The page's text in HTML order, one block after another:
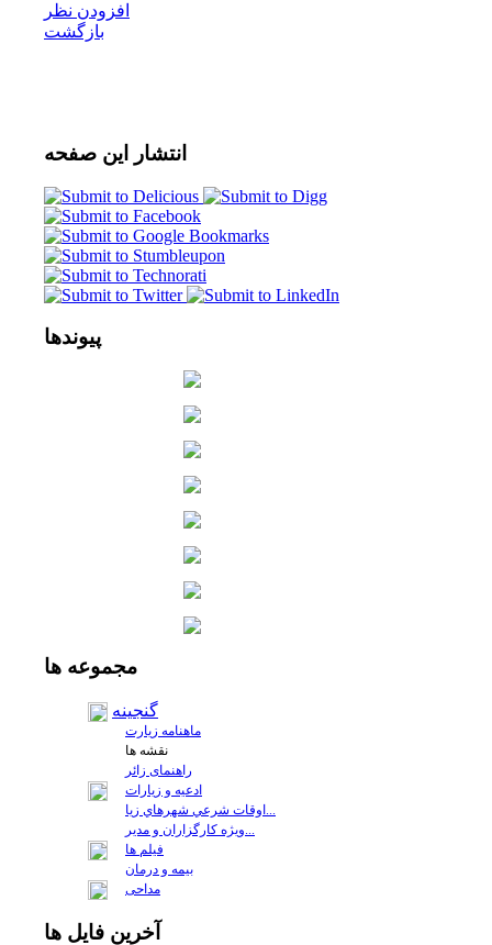
افزودن نظر
بازگشت
انتشار این صفحه
پیوندها
مجموعه ها
گنجینه
ماهنامه زیارت
نقشه ها
راهنمای زائر
ادعیه و زیارات
فيلم ها
بیمه و درمان
مداحی
آخرين فايل ها